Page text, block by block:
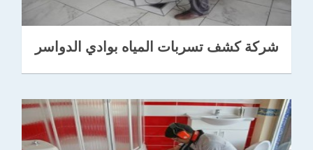
شركة كشف تسربات المياه بوادي الدواسر